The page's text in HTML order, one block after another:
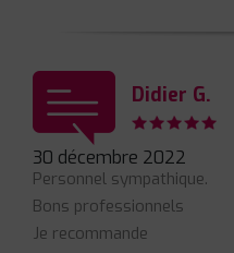
Didier G.
30 décembre 2022
Personnel sympathique.
Bons professionnels
Je recommande